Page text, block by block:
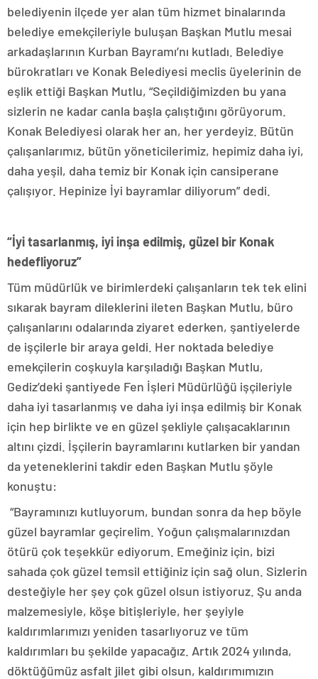
belediyenin ilçede yer alan tüm hizmet binalarında
belediye emekçileriyle buluşan Başkan Mutlu mesai
arkadaşlarının Kurban Bayramı’nı kutladı. Belediye
bürokratları ve Konak Belediyesi meclis üyelerinin de
eşlik ettiği Başkan Mutlu, “Seçildiğimizden bu yana
sizlerin ne kadar canla başla çalıştığını görüyorum.
Konak Belediyesi olarak her an, her yerdeyiz. Bütün
çalışanlarımız, bütün yöneticilerimiz, hepimiz daha iyi,
daha yeşil, daha temiz bir Konak için cansiperane
çalışıyor. Hepinize İyi bayramlar diliyorum” dedi.
“İyi tasarlanmış, iyi inşa edilmiş, güzel bir Konak
hedefliyoruz”
Tüm müdürlük ve birimlerdeki çalışanların tek tek elini
sıkarak bayram dileklerini ileten Başkan Mutlu, büro
çalışanlarını odalarında ziyaret ederken, şantiyelerde
de işçilerle bir araya geldi. Her noktada belediye
emekçilerin coşkuyla karşıladığı Başkan Mutlu,
Gediz’deki şantiyede Fen İşleri Müdürlüğü işçileriyle
daha iyi tasarlanmış ve daha iyi inşa edilmiş bir Konak
için hep birlikte ve en güzel şekliyle çalışacaklarının
altını çizdi. İşçilerin bayramlarını kutlarken bir yandan
da yeteneklerini takdir eden Başkan Mutlu şöyle
konuştu:
“Bayramınızı kutluyorum, bundan sonra da hep böyle
güzel bayramlar geçirelim. Yoğun çalışmalarınızdan
ötürü çok teşekkür ediyorum. Emeğiniz için, bizi
sahada çok güzel temsil ettiğiniz için sağ olun. Sizlerin
desteğiyle her şey çok güzel olsun istiyoruz. Şu anda
malzemesiyle, köşe bitişleriyle, her şeyiyle
kaldırımlarımızı yeniden tasarlıyoruz ve tüm
kaldırımları bu şekilde yapacağız. Artık 2024 yılında,
döktüğümüz asfalt jilet gibi olsun, kaldırımımızın